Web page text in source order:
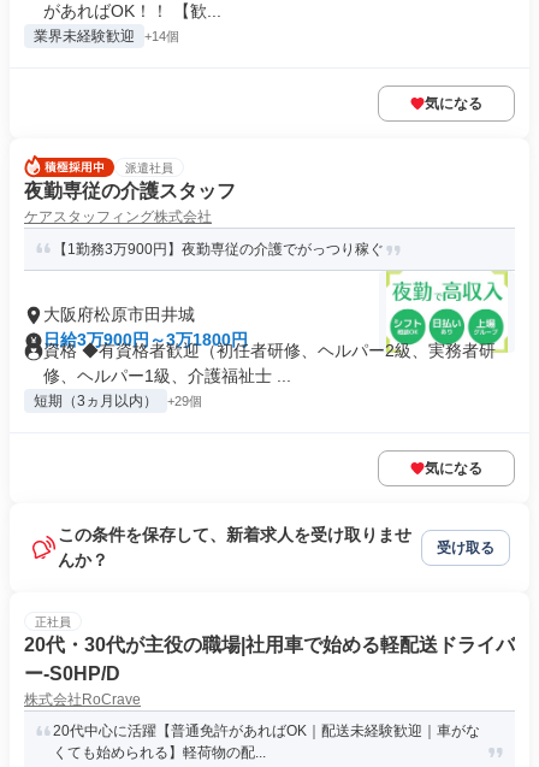
があればOK！！ 【歓...
業界未経験歓迎 +14個
気になる
派遣社員
夜勤専従の介護スタッフ
ケアスタッフィング株式会社
【1勤務3万900円】夜勤専従の介護でがっつり稼ぐ
大阪府松原市田井城
日給3万900円～3万1800円
資格 ◆有資格者歓迎（初任者研修、ヘルパー2級、実務者研
修、ヘルパー1級、介護福祉士 ...
短期（3ヵ月以内） +29個
気になる
この条件を保存して、新着求人を受け取りませ
んか？
受け取る
正社員
20代・30代が主役の職場|社用車で始める軽配送ドライバ
ー-S0HP/D
株式会社RoCrave
20代中心に活躍【普通免許があればOK｜配送未経験歓迎｜車がな
くても始められる】軽荷物の配...